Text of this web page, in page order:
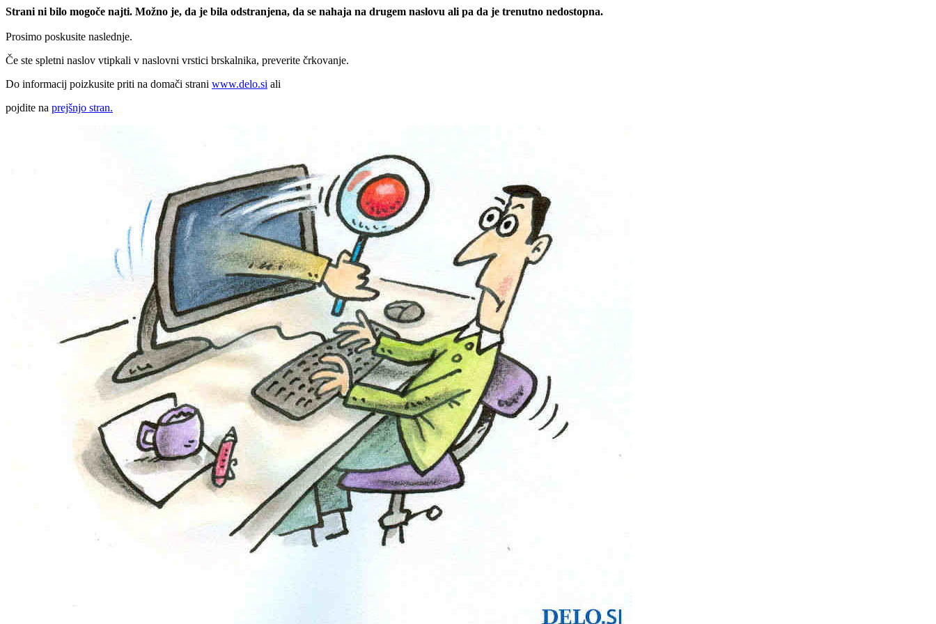
Strani ni bilo mogoče najti. Možno je, da je bila odstranjena, da se nahaja na drugem naslovu ali pa da je trenutno nedostopna.
Prosimo poskusite naslednje.
Če ste spletni naslov vtipkali v naslovni vrstici brskalnika, preverite črkovanje.
Do informacij poizkusite priti na domači strani www.delo.si ali
pojdite na prejšnjo stran.